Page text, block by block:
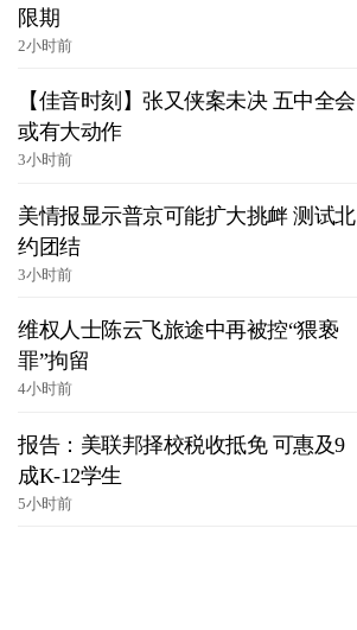
限期
2小时前
【佳音时刻】张又侠案未决 五中全会
或有大动作
3小时前
美情报显示普京可能扩大挑衅 测试北
约团结
3小时前
维权人士陈云飞旅途中再被控“猥亵
罪”拘留
4小时前
报告：美联邦择校税收抵免 可惠及9
成K-12学生
5小时前